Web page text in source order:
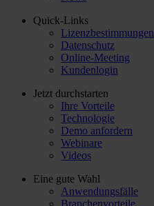
Quick-Links
Lizenzbestimmungen
Datenschutz
Online-Meeting
Kundenlogin
Jetzt durchstarten
Ihre Vorteile
Technologie
Demo anfordern
Webinare
Videos
Eine gute Wahl
Anwendungsfälle
Branchenvorteile